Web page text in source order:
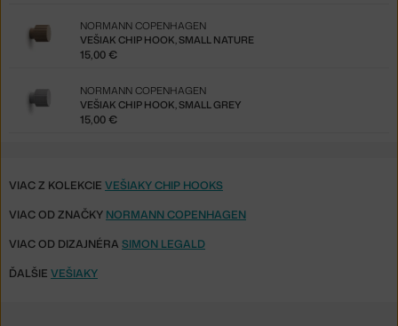
VEŠIAK CHIP HOOK, SMALL NATURE
NORMANN COPENHAGEN
15,00 €
VEŠIAK CHIP HOOK, SMALL GREY
NORMANN COPENHAGEN
15,00 €
VIAC Z KOLEKCIE VEŠIAKY CHIP HOOKS
VIAC OD ZNAČKY NORMANN COPENHAGEN
VIAC OD DIZAJNÉRA SIMON LEGALD
ĎALŠIE VEŠIAKY